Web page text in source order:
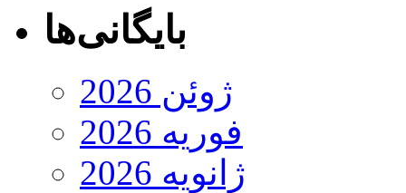
بایگانی‌ها
ژوئن 2026
فوریه 2026
ژانویه 2026